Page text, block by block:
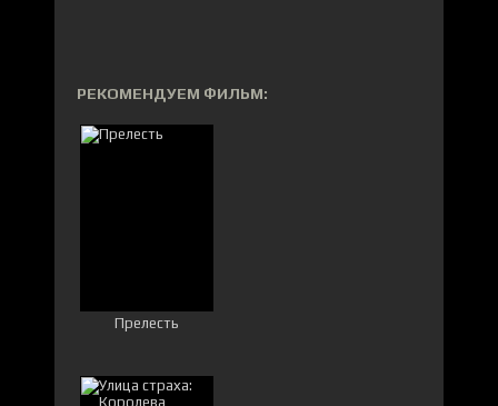
РЕКОМЕНДУЕМ ФИЛЬМ:
Прелесть